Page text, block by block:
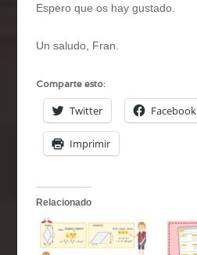
Espero que os hay gustado.
Un saludo, Fran.
Comparte esto:
Twitter Facebook
Imprimir
Relacionado